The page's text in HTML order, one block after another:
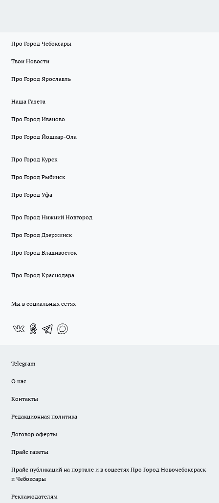
Про Город Чебоксары
Твои Новости
Про Город Ярославль
Наша Газета
Про Город Иваново
Про Город Йошкар-Ола
Про Город Курск
Про Город Рыбинск
Про Город Уфа
Про Город Нижний Новгород
Про Город Дзержинск
Про Город Владивосток
Про Город Краснодара
Мы в социальных сетях
Telegram
О нас
Контакты
Редакционная политика
Договор оферты
Прайс газеты
Прайс публикаций на портале и в соцсетях Про Город Новочебоксраск
и Чебоксары
Рекламодателям